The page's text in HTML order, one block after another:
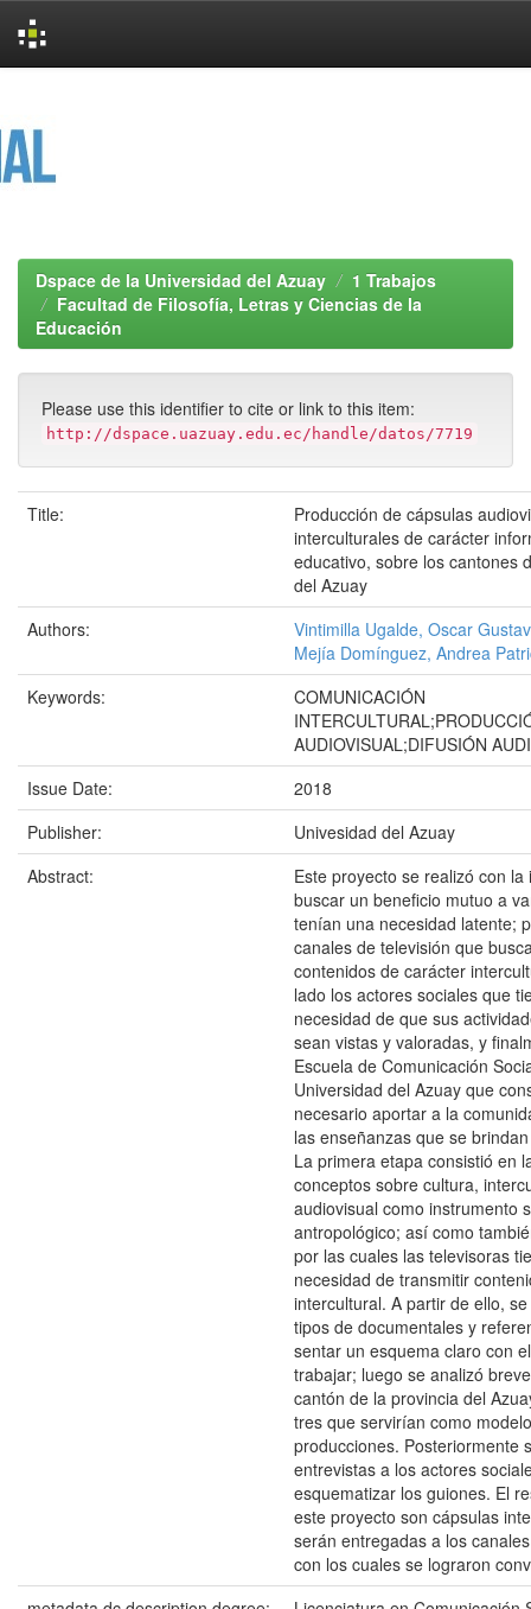
Dspace de la Universidad del Azuay
1 Trabajos
Facultad de Filosofía, Letras y Ciencias de la
Educación
Please use this identifier to cite or link to this item:
http://dspace.uazuay.edu.ec/handle/datos/7719
Title:
Producción de cápsulas
interculturales de carácter
educativo, sobre los cantones
del Azuay
Authors:
Vintimilla Ugalde, Oscar
Mejía Domínguez, Andrea
Keywords:
COMUNICACIÓN
AUDIOVISUAL;DIFUSIÓN
Issue Date:
2018
Publisher:
Univesidad del Azuay
Abstract:
Este proyecto se realizó con la
buscar un beneficio mutuo a
tenían una necesidad latente;
canales de televisión que
contenidos de carácter
lado los actores sociales que
necesidad de que sus
sean vistas y valoradas, y
Escuela de Comunicación
Universidad del Azuay que
necesario aportar a la
las enseñanzas que se
La primera etapa consistió en
conceptos sobre cultura,
audiovisual como instrumento
antropológico; así como
por las cuales las televisoras
necesidad de transmitir
intercultural. A partir de ello,
tipos de documentales y
sentar un esquema claro con
trabajar; luego se analizó
cantón de la provincia del
tres que servirían como
producciones. Posteriormente
entrevistas a los actores
esquematizar los guiones. El
este proyecto son cápsulas
serán entregadas a los
con los cuales se lograron